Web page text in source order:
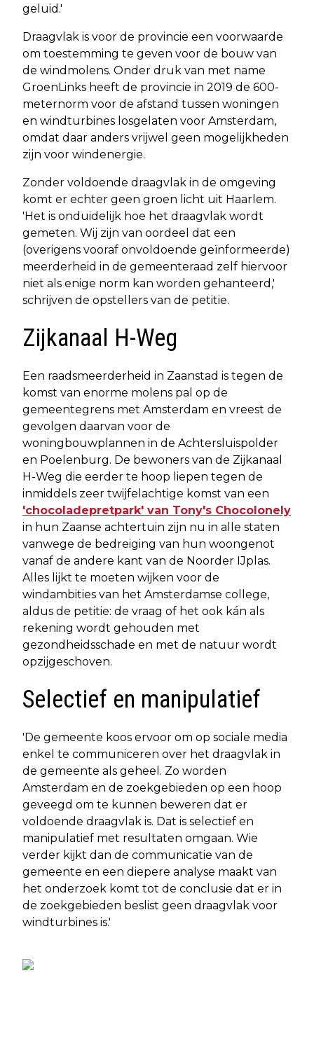
geluid.'
Draagvlak is voor de provincie een voorwaarde
om toestemming te geven voor de bouw van
de windmolens. Onder druk van met name
GroenLinks heeft de provincie in 2019 de 600-
meternorm voor de afstand tussen woningen
en windturbines losgelaten voor Amsterdam,
omdat daar anders vrijwel geen mogelijkheden
zijn voor windenergie.
Zonder voldoende draagvlak in de omgeving
komt er echter geen groen licht uit Haarlem.
'Het is onduidelijk hoe het draagvlak wordt
gemeten. Wij zijn van oordeel dat een
(overigens vooraf onvoldoende geïnformeerde)
meerderheid in de gemeenteraad zelf hiervoor
niet als enige norm kan worden gehanteerd,'
schrijven de opstellers van de petitie.
Zijkanaal H-Weg
Een raadsmeerderheid in Zaanstad is tegen de
komst van enorme molens pal op de
gemeentegrens met Amsterdam en vreest de
gevolgen daarvan voor de
woningbouwplannen in de Achtersluispolder
en Poelenburg. De bewoners van de Zijkanaal
H-Weg die eerder te hoop liepen tegen de
inmiddels zeer twijfelachtige komst van een
'chocoladepretpark' van Tony's Chocolonely
in hun Zaanse achtertuin zijn nu in alle staten
vanwege de bedreiging van hun woongenot
vanaf de andere kant van de Noorder IJplas.
Alles lijkt te moeten wijken voor de
windambities van het Amsterdamse college,
aldus de petitie: de vraag of het ook kán als
rekening wordt gehouden met
gezondheidsschade en met de natuur wordt
opzijgeschoven.
Selectief en manipulatief
'De gemeente koos ervoor om op sociale media
enkel te communiceren over het draagvlak in
de gemeente als geheel. Zo worden
Amsterdam en de zoekgebieden op een hoop
geveegd om te kunnen beweren dat er
voldoende draagvlak is. Dat is selectief en
manipulatief met resultaten omgaan. Wie
verder kijkt dan de communicatie van de
gemeente en een diepere analyse maakt van
het onderzoek komt tot de conclusie dat er in
de zoekgebieden beslist geen draagvlak voor
windturbines is.'